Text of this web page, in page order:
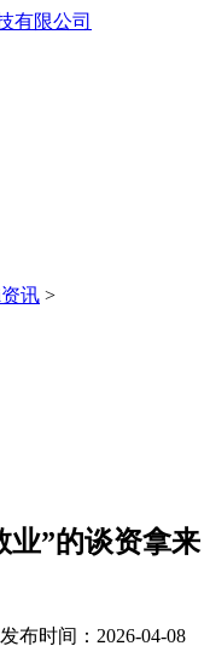
讯 >
业”的谈资拿来
布时间：2026-04-08